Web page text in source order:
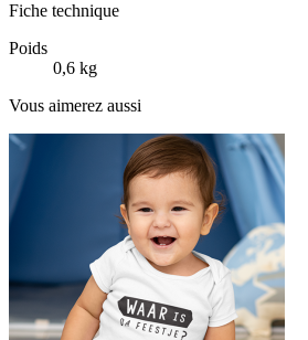
Fiche technique
Poids
0,6 kg
Vous aimerez aussi